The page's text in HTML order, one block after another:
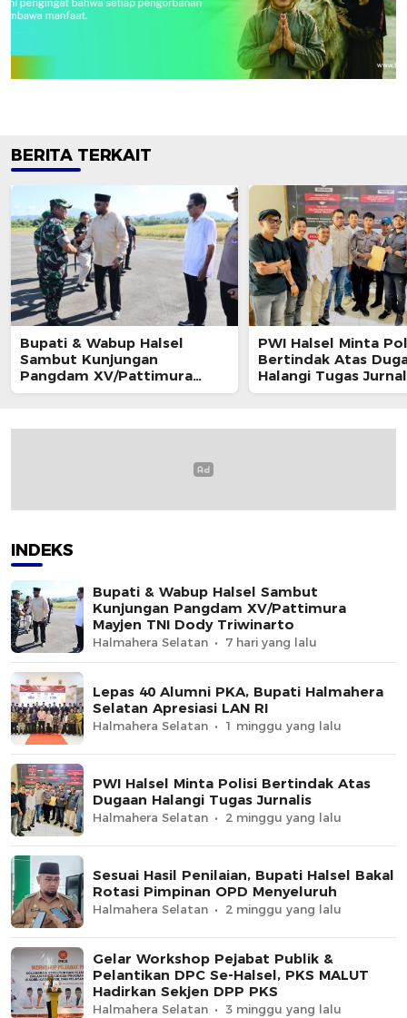
BERITA TERKAIT
Bupati & Wabup Halsel
Sambut Kunjungan
Pangdam XV/Pattimura
Mayjen TNI Dody Triwinarto
PWI Halsel Minta
Bertindak Atas
Halangi Tugas
INDEKS
Bupati & Wabup Halsel Sambut
Kunjungan Pangdam XV/Pattimura
Mayjen TNI Dody Triwinarto
Halmahera Selatan 7 hari yang lalu
Lepas 40 Alumni PKA, Bupati Halmahera
Selatan Apresiasi LAN RI
Halmahera Selatan 1 minggu yang lalu
PWI Halsel Minta Polisi Bertindak Atas
Dugaan Halangi Tugas Jurnalis
Halmahera Selatan 2 minggu yang lalu
Sesuai Hasil Penilaian, Bupati Halsel Bakal
Rotasi Pimpinan OPD Menyeluruh
Halmahera Selatan 2 minggu yang lalu
Gelar Workshop Pejabat Publik &
Pelantikan DPC Se-Halsel, PKS MALUT
Hadirkan Sekjen DPP PKS
Halmahera Selatan 3 minggu yang lalu